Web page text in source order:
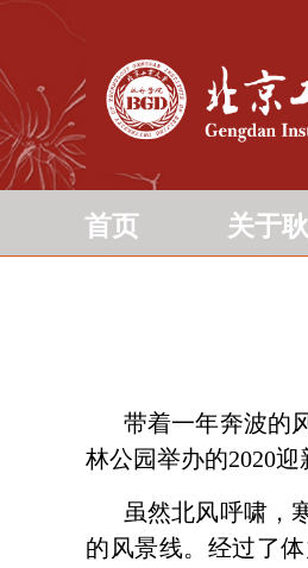
首页 关于
带着一年奔波的
林公园举办的2020迎
虽然北风呼啸，
的风景线。经过了